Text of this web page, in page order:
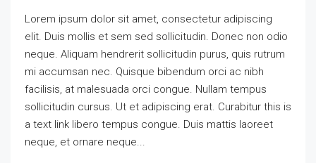
Lorem ipsum dolor sit amet, consectetur adipiscing
elit. Duis mollis et sem sed sollicitudin. Donec non odio
neque. Aliquam hendrerit sollicitudin purus, quis rutrum
mi accumsan nec. Quisque bibendum orci ac nibh
facilisis, at malesuada orci congue. Nullam tempus
sollicitudin cursus. Ut et adipiscing erat. Curabitur this is
a text link libero tempus congue. Duis mattis laoreet
neque, et ornare neque...